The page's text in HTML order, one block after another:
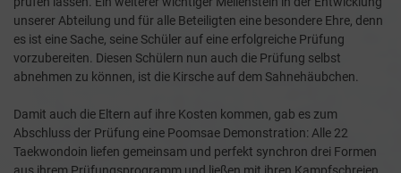
unserer Abteilung und für alle Beteiligten eine besondere Ehre, denn
es ist eine Sache, seine Schüler auf eine erfolgreiche Prüfung
vorzubereiten. Diesen Schülern nun auch die Prüfung selbst
abnehmen zu können, ist die Kirsche auf dem Sahnehäubchen.
Damit auch die Eltern auf ihre Kosten kommen, gab es zum
Abschluss der Prüfung eine Poomsae Demonstration: Alle 22
Taekwondoin liefen gemeinsam und perfekt synchron drei Formen